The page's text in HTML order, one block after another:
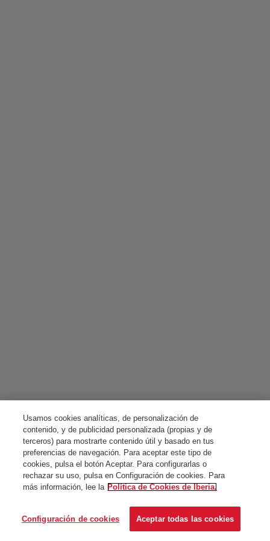
Usamos cookies analíticas, de personalización de
contenido, y de publicidad personalizada (propias y de
terceros) para mostrarte contenido útil y basado en tus
preferencias de navegación. Para aceptar este tipo de
cookies, pulsa el botón Aceptar. Para configurarlas o
rechazar su uso, pulsa en Configuración de cookies. Para
más información, lee la Política de Cookies de Iberia.
Configuración de cookies Aceptar todas las cookies